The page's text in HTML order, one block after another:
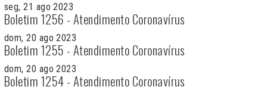
seg, 21 ago 2023
Boletim 1256 - Atendimento Coronavírus
dom, 20 ago 2023
Boletim 1255 - Atendimento Coronavírus
dom, 20 ago 2023
Boletim 1254 - Atendimento Coronavírus